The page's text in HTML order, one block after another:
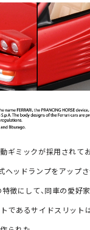
ギミックが採用されてお
ヘッドランプをアップさ
特徴にして、同車の愛好
であるサイドスリット